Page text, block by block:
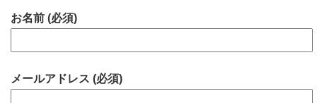
お名前 (必須)
メールアドレス (必須)